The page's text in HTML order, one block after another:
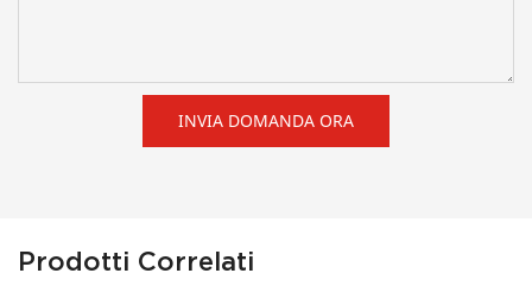
INVIA DOMANDA ORA
Prodotti Correlati